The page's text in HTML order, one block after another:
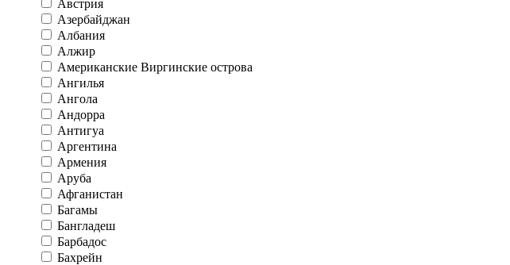
Австрия
Азербайджан
Албания
Алжир
Американские Виргинские острова
Ангилья
Ангола
Андорра
Антигуа
Аргентина
Армения
Аруба
Афганистан
Багамы
Бангладеш
Барбадос
Бахрейн